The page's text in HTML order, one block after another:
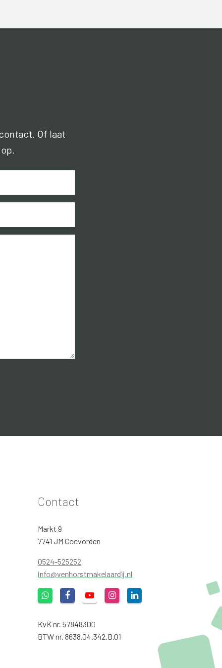
Of laat
Contact
Markt 9
7741 JM Coevorden
0524-525252
info@venhorstmakelaardij.nl
KvK nr. 57848300
BTW nr. 8638.04.342.B.01